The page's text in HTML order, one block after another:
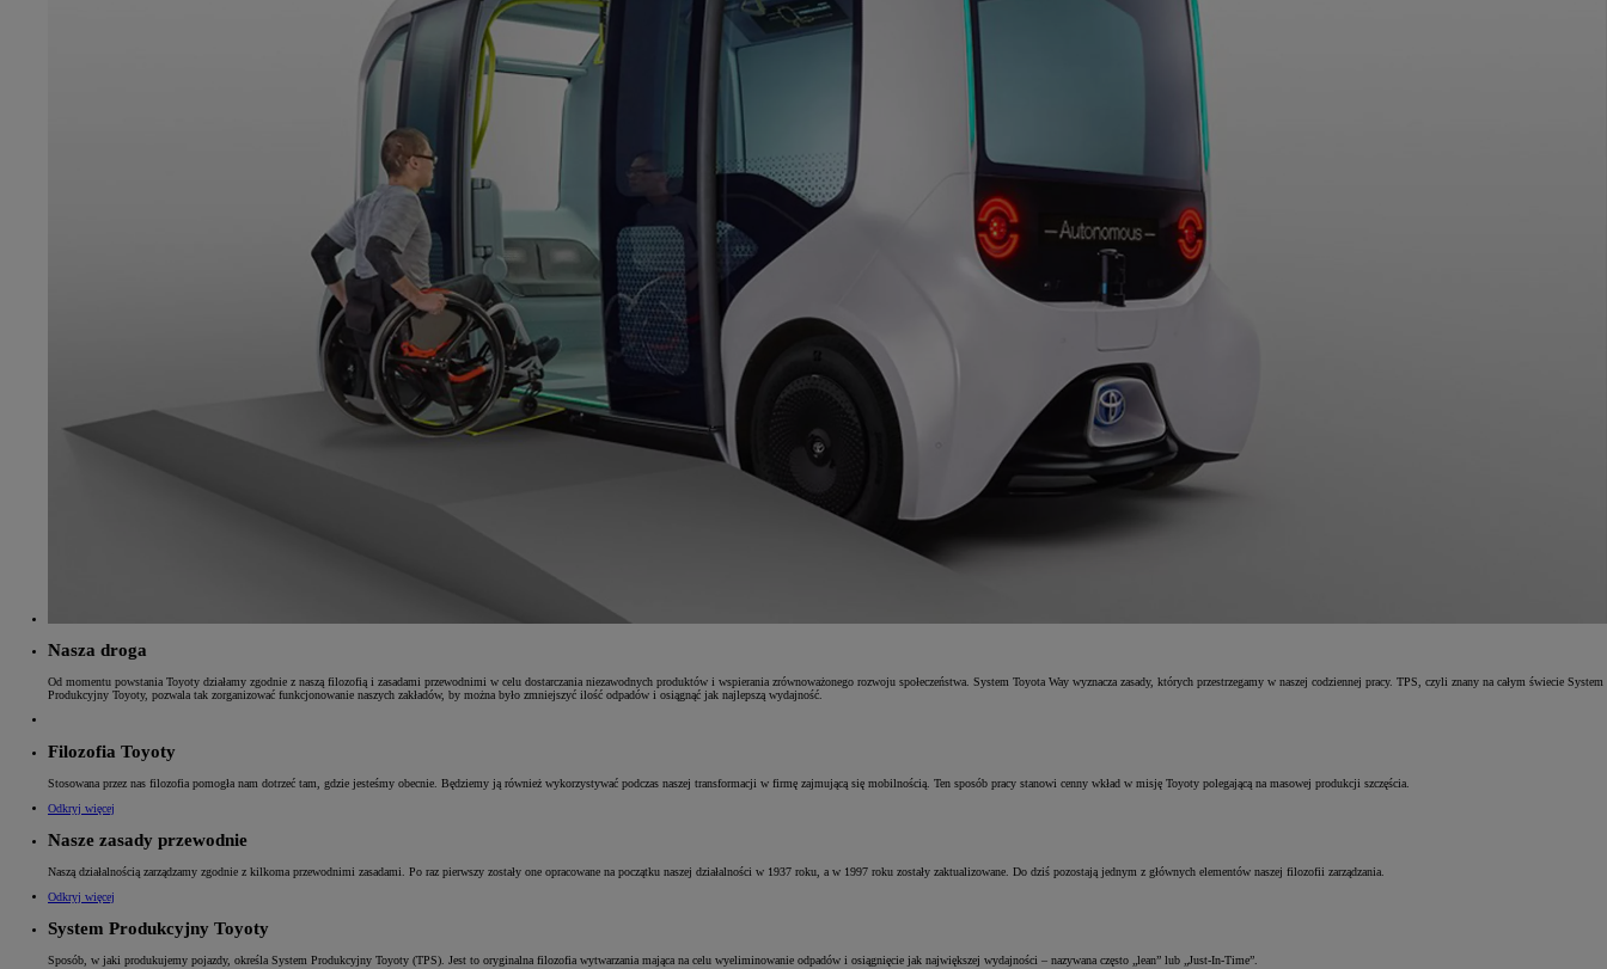
Nasza droga
Od momentu powstania Toyoty działamy zgodnie z naszą filozofią i zasadami przewodnimi w celu dostarczania niezawodnych produktów i wspierania zrównoważonego rozwoju społeczeństwa. System Toyota Way wyznacza zasady, których przestrzegamy w naszej codziennej pracy. TPS, czyli znany na całym świecie System
Produkcyjny Toyoty, pozwala tak zorganizować funkcjonowanie naszych zakładów, by można było zmniejszyć ilość odpadów i osiągnąć jak najlepszą wydajność.
Filozofia Toyoty
Stosowana przez nas filozofia pomogła nam dotrzeć tam, gdzie jesteśmy obecnie. Będziemy ją również wykorzystywać podczas naszej transformacji w firmę zajmującą się mobilnością. Ten sposób pracy stanowi cenny wkład w misję Toyoty polegającą na masowej produkcji szczęścia.
Odkryj więcej
Nasze zasady przewodnie
Naszą działalnością zarządzamy zgodnie z kilkoma przewodnimi zasadami. Po raz pierwszy zostały one opracowane na początku naszej działalności w 1937 roku, a w 1997 roku zostały zaktualizowane. Do dziś pozostają jednym z głównych elementów naszej filozofii zarządzania.
Odkryj więcej
System Produkcyjny Toyoty
Sposób, w jaki produkujemy pojazdy, określa System Produkcyjny Toyoty (TPS). Jest to oryginalna filozofia wytwarzania mająca na celu wyeliminowanie odpadów i osiągnięcie jak największej wydajności – nazywana często „lean” lub „Just-In-Time”.